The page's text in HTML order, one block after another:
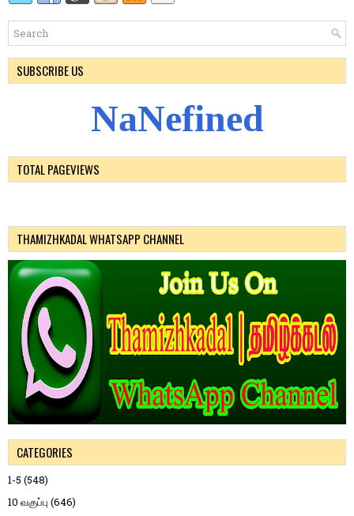
SUBSCRIBE US
NaNefined
TOTAL PAGEVIEWS
THAMIZHKADAL WHATSAPP CHANNEL
CATEGORIES
1-5 (548)
10 வகுப்பு (646)